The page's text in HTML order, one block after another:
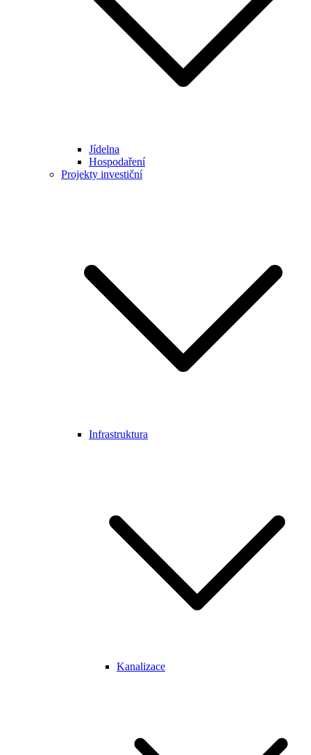
Jídelna
Hospodaření
Projekty investiční
Infrastruktura
Kanalizace